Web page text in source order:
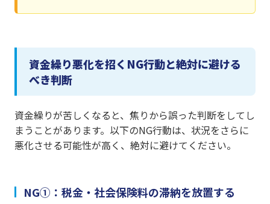
資金繰り悪化を招くNG行動と絶対に避ける
べき判断
資金繰りが苦しくなると、焦りから誤った判断をしてし
まうことがあります。以下のNG行動は、状況をさらに
悪化させる可能性が高く、絶対に避けてください。
NG①：税金・社会保険料の滞納を放置する